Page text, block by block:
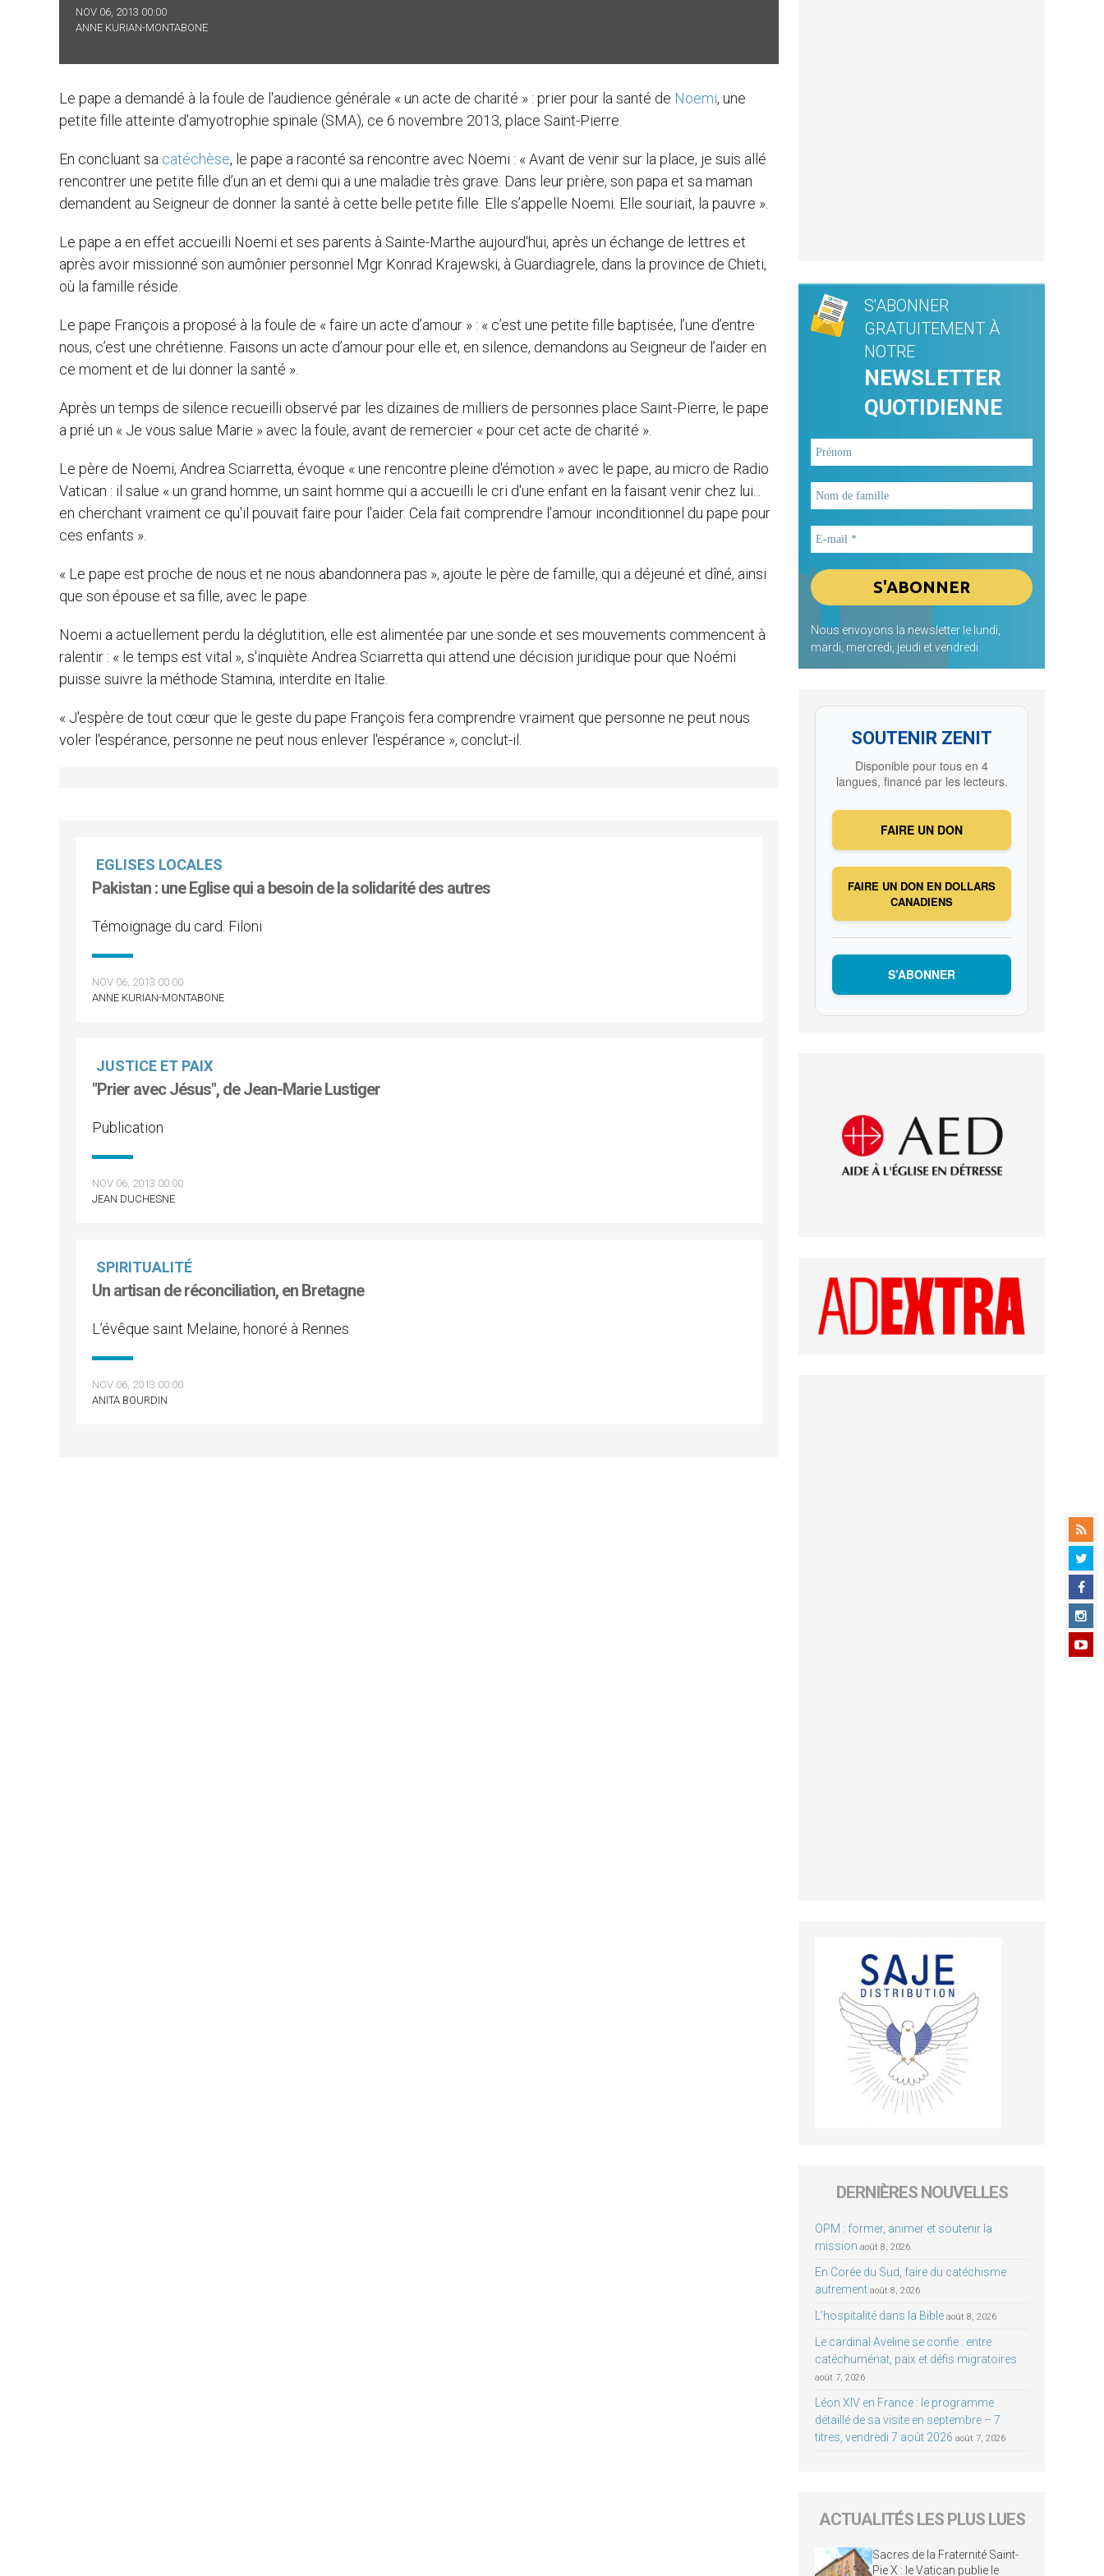
NOV 06, 2013 00:00
ANNE KURIAN-MONTABONE
Le pape a demandé à la foule de l'audience générale « un acte de charité » : prier pour la santé de Noemi, une
petite fille atteinte d'amyotrophie spinale (SMA), ce 6 novembre 2013, place Saint-Pierre.
En concluant sa catéchèse, le pape a raconté sa rencontre avec Noemi : « Avant de venir sur la place, je suis allé
rencontrer une petite fille d’un an et demi qui a une maladie très grave. Dans leur prière, son papa et sa maman
demandent au Seigneur de donner la santé à cette belle petite fille. Elle s’appelle Noemi. Elle souriait, la pauvre ».
Le pape a en effet accueilli Noemi et ses parents à Sainte-Marthe aujourd'hui, après un échange de lettres et
après avoir missionné son aumônier personnel Mgr Konrad Krajewski, à Guardiagrele, dans la province de Chieti,
où la famille réside.
Le pape François a proposé à la foule de « faire un acte d’amour » : « c’est une petite fille baptisée, l’une d’entre
nous, c’est une chrétienne. Faisons un acte d’amour pour elle et, en silence, demandons au Seigneur de l’aider en
ce moment et de lui donner la santé ».
Après un temps de silence recueilli observé par les dizaines de milliers de personnes place Saint-Pierre, le pape
a prié un « Je vous salue Marie » avec la foule, avant de remercier « pour cet acte de charité ».
Le père de Noemi, Andrea Sciarretta, évoque « une rencontre pleine d'émotion » avec le pape, au micro de Radio
Vatican : il salue « un grand homme, un saint homme qui a accueilli le cri d'une enfant en la faisant venir chez lui...
en cherchant vraiment ce qu'il pouvait faire pour l'aider. Cela fait comprendre l'amour inconditionnel du pape pour
ces enfants ».
« Le pape est proche de nous et ne nous abandonnera pas », ajoute le père de famille, qui a déjeuné et dîné, ainsi
que son épouse et sa fille, avec le pape.
Noemi a actuellement perdu la déglutition, elle est alimentée par une sonde et ses mouvements commencent à
ralentir : « le temps est vital », s'inquiète Andrea Sciarretta qui attend une décision juridique pour que Noémi
puisse suivre la méthode Stamina, interdite en Italie.
« J'espère de tout cœur que le geste du pape François fera comprendre vraiment que personne ne peut nous
voler l'espérance, personne ne peut nous enlever l'espérance », conclut-il.
EGLISES LOCALES
Pakistan : une Eglise qui a besoin de la solidarité des autres
Témoignage du card. Filoni
NOV 06, 2013 00:00
ANNE KURIAN-MONTABONE
JUSTICE ET PAIX
"Prier avec Jésus", de Jean-Marie Lustiger
Publication
NOV 06, 2013 00:00
JEAN DUCHESNE
SPIRITUALITÉ
Un artisan de réconciliation, en Bretagne
L’évêque saint Melaine, honoré à Rennes
NOV 06, 2013 00:00
ANITA BOURDIN
S'ABONNER
GRATUITEMENT À
NOTRE
NEWSLETTER
QUOTIDIENNE
Nous envoyons la newsletter le lundi,
mardi, mercredi, jeudi et vendredi
SOUTENIR ZENIT
Disponible pour tous en 4
langues, financé par les lecteurs.
FAIRE UN DON
FAIRE UN DON EN DOLLARS
CANADIENS
S’ABONNER
DERNIÈRES NOUVELLES
OPM : former, animer et soutenir la
mission août 8, 2026
En Corée du Sud, faire du catéchisme
autrement août 8, 2026
L’hospitalité dans la Bible août 8, 2026
Le cardinal Aveline se confie : entre
catéchuménat, paix et défis migratoires
août 7, 2026
Léon XIV en France : le programme
détaillé de sa visite en septembre – 7
titres, vendredi 7 août 2026 août 7, 2026
ACTUALITÉS LES PLUS LUES
Sacres de la Fraternité Saint-
Pie X : le Vatican publie le